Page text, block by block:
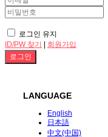
로그인 유지
ID/PW 찾기
회원가입
LANGUAGE
English
日本語
中文(中国)